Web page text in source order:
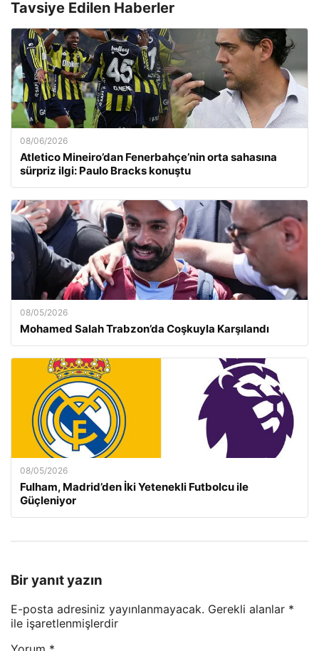
Tavsiye Edilen Haberler
08/06/2026
Atletico Mineiro’dan Fenerbahçe’nin orta sahasına
sürpriz ilgi: Paulo Bracks konuştu
08/05/2026
Mohamed Salah Trabzon’da Coşkuyla Karşılandı
08/05/2026
Fulham, Madrid’den İki Yetenekli Futbolcu ile
Güçleniyor
Bir yanıt yazın
E-posta adresiniz yayınlanmayacak. Gerekli alanlar *
ile işaretlenmişlerdir